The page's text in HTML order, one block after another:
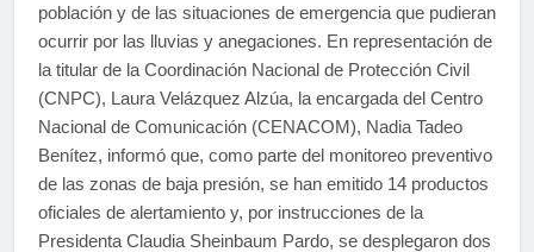
población y de las situaciones de emergencia que pudieran
ocurrir por las lluvias y anegaciones. En representación de
la titular de la Coordinación Nacional de Protección Civil
(CNPC), Laura Velázquez Alzúa, la encargada del Centro
Nacional de Comunicación (CENACOM), Nadia Tadeo
Benítez, informó que, como parte del monitoreo preventivo
de las zonas de baja presión, se han emitido 14 productos
oficiales de alertamiento y, por instrucciones de la
Presidenta Claudia Sheinbaum Pardo, se desplegaron dos